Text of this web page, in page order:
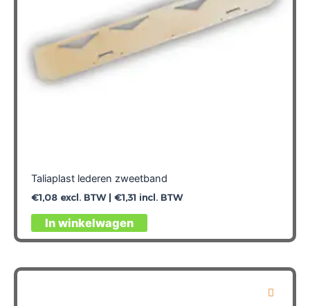
Taliaplast lederen zweetband
€1,08excl. BTW | €1,31 incl. BTW
In winkelwagen